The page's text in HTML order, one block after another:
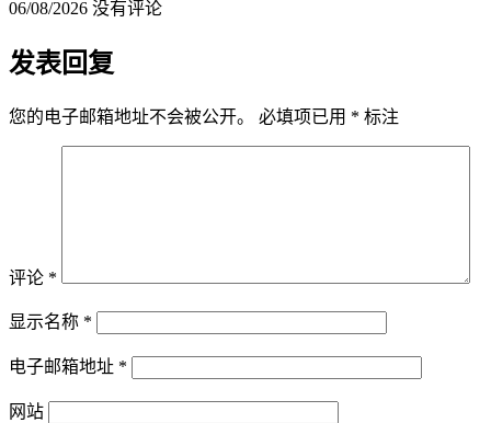
06/08/2026 没有评论
发表回复
您的电子邮箱地址不会被公开。 必填项已用 * 标注
评论 *
显示名称 *
电子邮箱地址 *
网站